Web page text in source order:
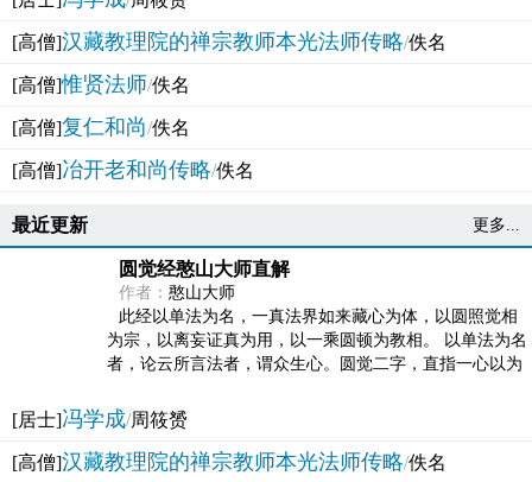
[高僧]汉藏教理院的禅宗教师本光法师传略/佚名
[高僧]惟贤法师/佚名
[高僧]复仁和尚/佚名
[高僧]冶开老和尚传略/佚名
最近更新 更多...
圆觉经憨山大师直解
作者： 憨山大师
此经以单法为名，一真法界如来藏心为体，以圆照觉相
为宗，以离妄证真为用，以一乘圆顿为教相。 以单法为名
者，论云所言法者，谓众生心。圆觉二字，直指一心以为
[居士]冯学成/周筱赟
[高僧]汉藏教理院的禅宗教师本光法师传略/佚名